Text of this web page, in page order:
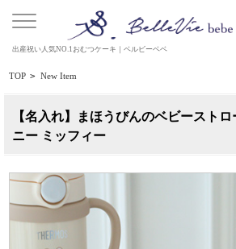
出産祝い人気NO.1おむつケーキ｜ベルビーベベ
TOP > New Item
【名入れ】まほうびんのベビースト
ニー ミッフィー